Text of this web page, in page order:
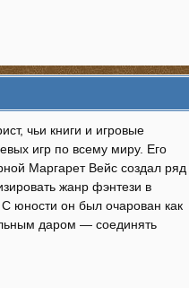
чьи книги и игровые
игр по всему миру. Его
Маргарет Вейс создал ряд
жанр фэнтези в
юности он был очарован как
даром — соединять